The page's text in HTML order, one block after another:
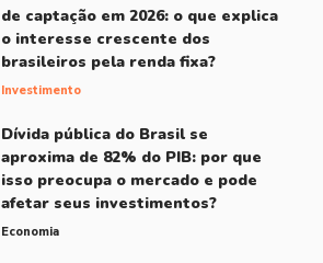
de captação em 2026: o que explica
o interesse crescente dos
brasileiros pela renda fixa?
Investimento
Dívida pública do Brasil se
aproxima de 82% do PIB: por que
isso preocupa o mercado e pode
afetar seus investimentos?
Economia